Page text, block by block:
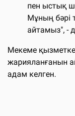
пен ыстық
Мұның бәрі
айтамыз", -
Мекеме
жарияланғанын
адам келген.